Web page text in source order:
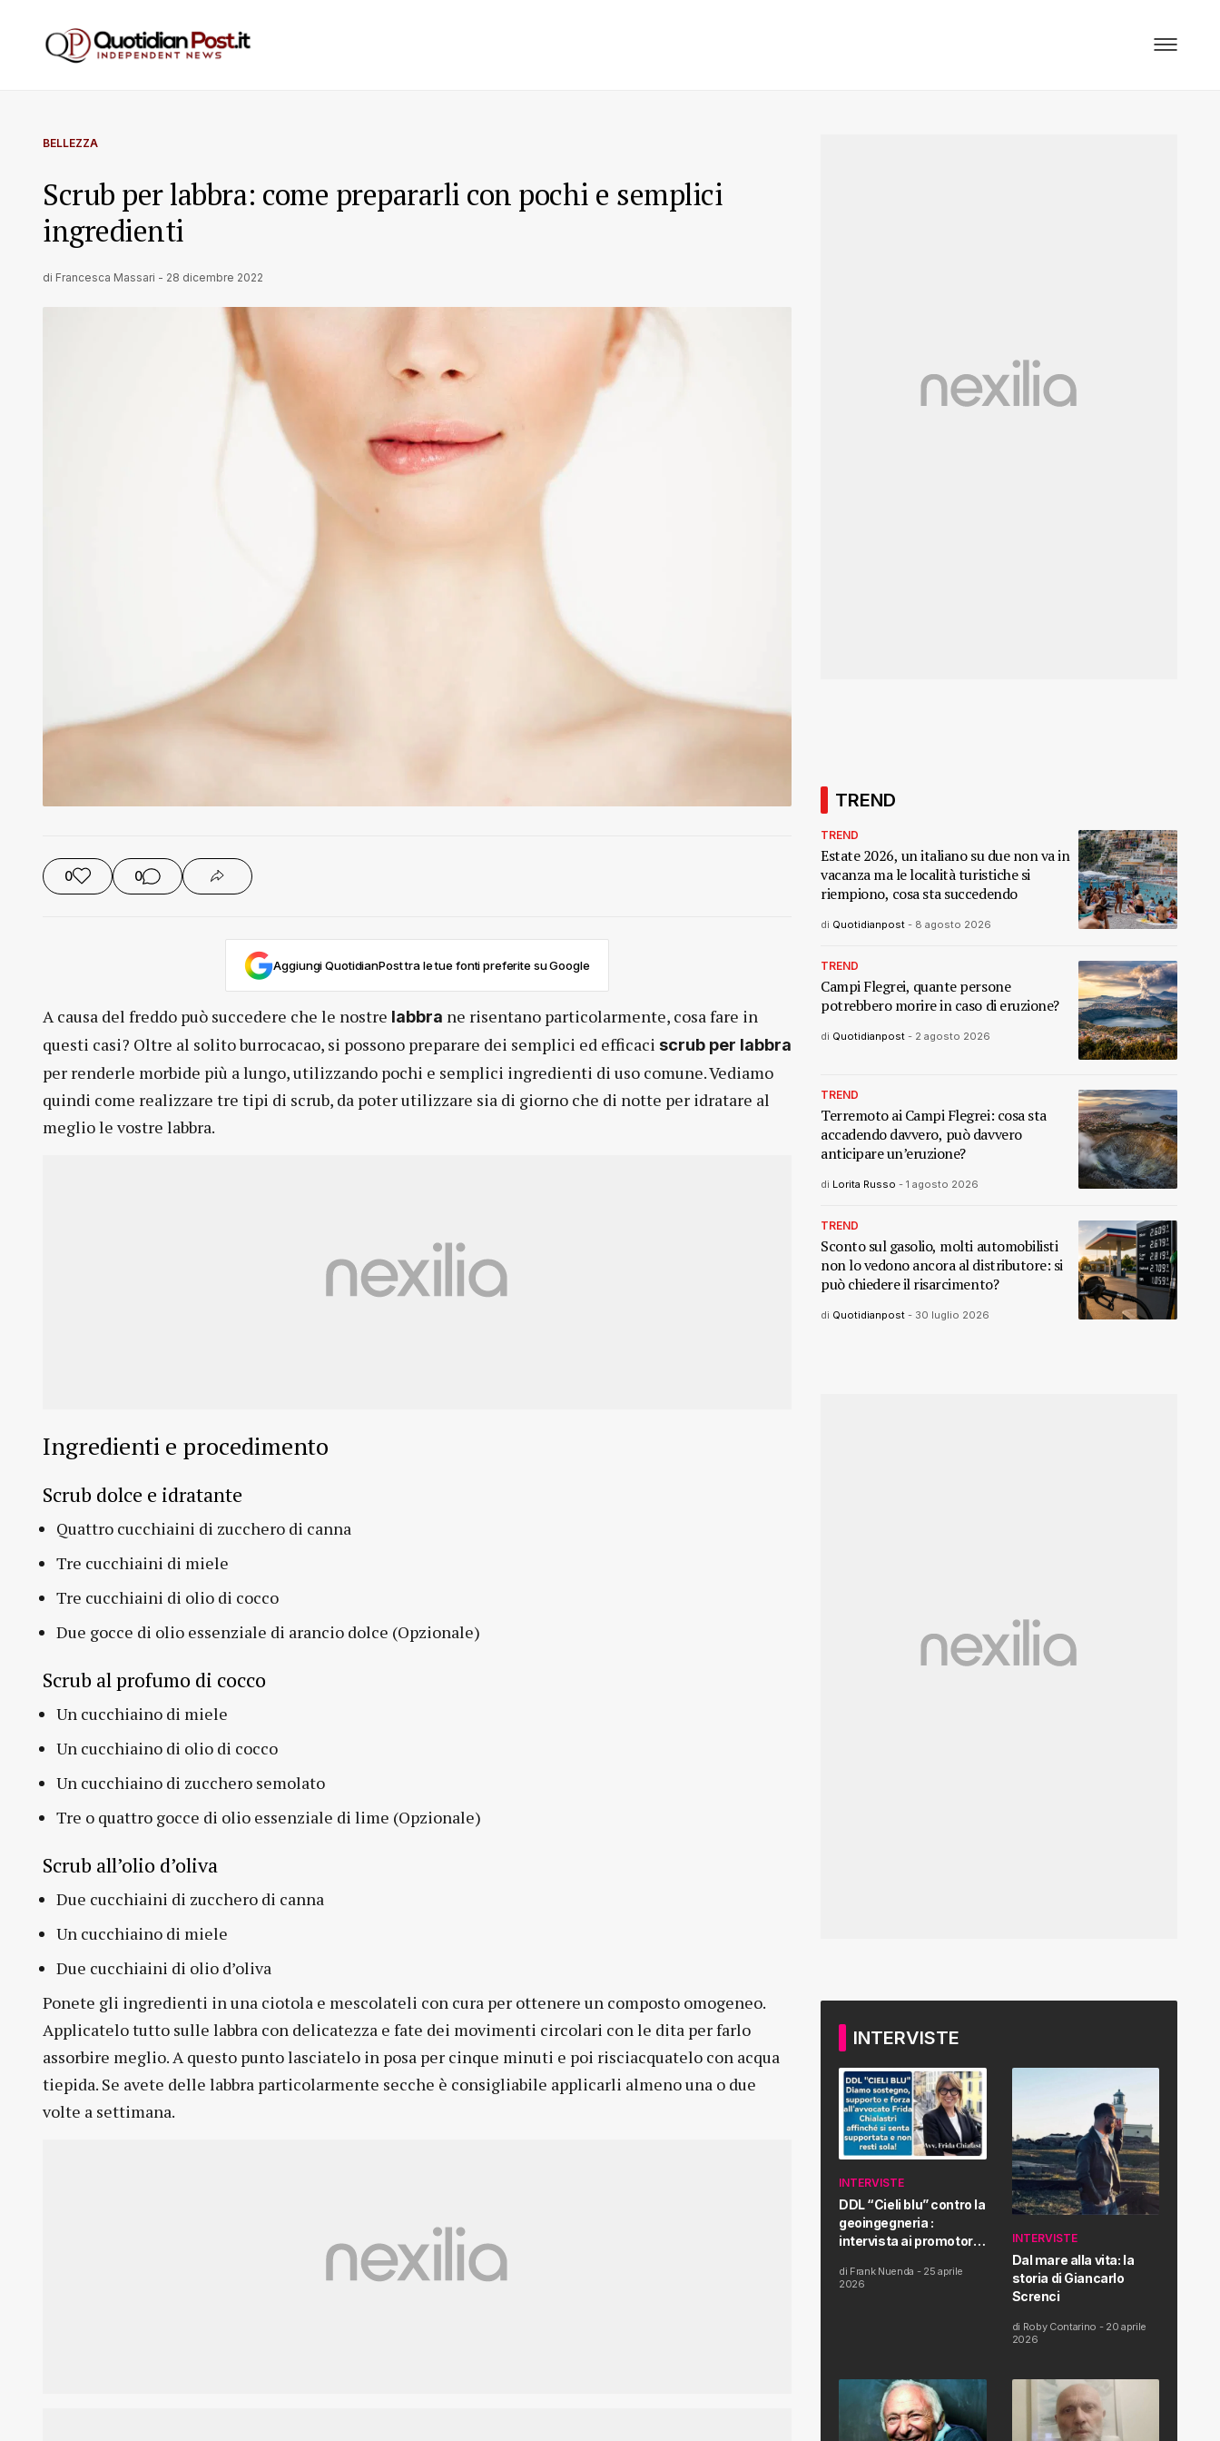
BELLEZZA
Scrub per labbra: come prepararli con pochi e semplici
ingredienti
di Francesca Massari - 28 dicembre 2022
0 0
Aggiungi QuotidianPost tra le tue fonti preferite su Google
A causa del freddo può succedere che le nostre labbra ne risentano particolarmente, cosa fare in
questi casi? Oltre al solito burrocacao, si possono preparare dei semplici ed efficaci scrub per labbra
per renderle morbide più a lungo, utilizzando pochi e semplici ingredienti di uso comune. Vediamo
quindi come realizzare tre tipi di scrub, da poter utilizzare sia di giorno che di notte per idratare al
meglio le vostre labbra.
Ingredienti e procedimento
Scrub dolce e idratante
Quattro cucchiaini di zucchero di canna
Tre cucchiaini di miele
Tre cucchiaini di olio di cocco
Due gocce di olio essenziale di arancio dolce (Opzionale)
Scrub al profumo di cocco
Un cucchiaino di miele
Un cucchiaino di olio di cocco
Un cucchiaino di zucchero semolato
Tre o quattro gocce di olio essenziale di lime (Opzionale)
Scrub all’olio d’oliva
Due cucchiaini di zucchero di canna
Un cucchiaino di miele
Due cucchiaini di olio d’oliva
Ponete gli ingredienti in una ciotola e mescolateli con cura per ottenere un composto omogeneo.
Applicatelo tutto sulle labbra con delicatezza e fate dei movimenti circolari con le dita per farlo
assorbire meglio. A questo punto lasciatelo in posa per cinque minuti e poi risciacquatelo con acqua
tiepida. Se avete delle labbra particolarmente secche è consigliabile applicarli almeno una o due
volte a settimana.
TREND
TREND
Estate 2026, un italiano su due non va in
vacanza ma le località turistiche si
riempiono, cosa sta succedendo
di Quotidianpost - 8 agosto 2026
TREND
Campi Flegrei, quante persone
potrebbero morire in caso di eruzione?
di Quotidianpost - 2 agosto 2026
TREND
Terremoto ai Campi Flegrei: cosa sta
accadendo davvero, può davvero
anticipare un’eruzione?
di Lorita Russo - 1 agosto 2026
TREND
Sconto sul gasolio, molti automobilisti
non lo vedono ancora al distributore: si
può chiedere il risarcimento?
di Quotidianpost - 30 luglio 2026
INTERVISTE
INTERVISTE
DDL “Cieli blu” contro la
geoingegneria :
intervista ai promotori
Proposta di Legge
di Frank Nuenda - 25 aprile
2026
INTERVISTE
Dal mare alla vita: la
storia di Giancarlo
Screnci
di Roby Contarino - 20 aprile
2026